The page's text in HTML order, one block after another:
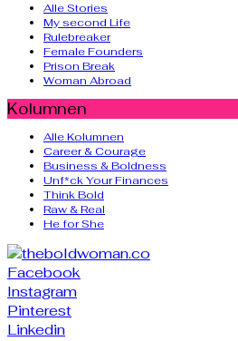
Alle Stories
My second Life
Rulebreaker
Female Founders
Prison Break
Woman Abroad
Kolumnen
Alle Kolumnen
Career & Courage
Business & Boldness
Unf*ck Your Finances
Think Bold
Raw & Real
He for She
Facebook
Instagram
Pinterest
Linkedin